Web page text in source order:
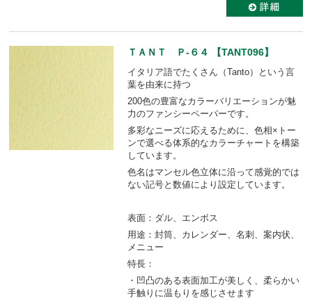
ＴＡＮＴ Ｐ-６４ 【TANT096】
イタリア語でたくさん（Tanto）という言
葉を由来に持つ
200色の豊富なカラーバリエーションが魅
力のファンシーペーパーです。
多彩なニーズに応えるために、色相×トー
ンで選べる体系的なカラーチャートを構築
しています。
色名はマンセル色立体に沿って感覚的では
ない記号と数値により設定しています。
表面：ダル、エンボス
用途：封筒、カレンダー、名刺、案内状、
メニュー
特長：
・凹凸のある表面加工が美しく、柔らかい
手触りに温もりを感じさせます